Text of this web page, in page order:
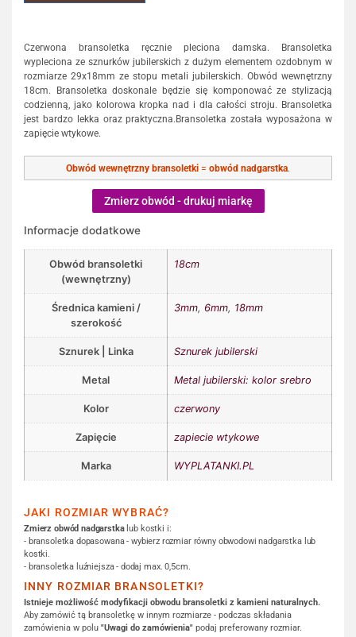
Czerwona bransoletka ręcznie pleciona damska. Bransoletka
wypleciona ze sznurków jubilerskich z dużym elementem ozdobnym w
rozmiarze 29x18mm ze stopu metali jubilerskich. Obwód wewnętrzny
18cm. Bransoletka doskonale będzie się komponować ze stylizacją
codzienną, jako kolorowa kropka nad i dla całości stroju. Bransoletka
jest bardzo lekka oraz praktyczna.Bransoletka została wyposażona w
zapięcie wtykowe.
Obwód wewnętrzny bransoletki = obwód nadgarstka.
Zmierz obwód - drukuj miarkę
Informacje dodatkowe
Obwód bransoletki
(wewnętrzny)
18cm
Średnica kamieni /
szerokość
3mm, 6mm, 18mm
Sznurek | Linka Sznurek jubilerski
Metal Metal jubilerski: kolor srebro
Kolor czerwony
Zapięcie zapiecie wtykowe
Marka WYPLATANKI.PL
JAKI ROZMIAR WYBRAĆ?
Zmierz obwód nadgarstkalub kostki i:
- bransoletka dopasowana - wybierz rozmiar równy obwodowi nadgarstka lub
kostki.
- bransoletka luźniejsza - dodaj max. 0,5cm.
INNY ROZMIAR BRANSOLETKI?
Istnieje możliwość modyfikacji obwodu bransoletki z kamieni naturalnych.
Aby zamówić tą bransoletkę w innym rozmiarze - podczas składania
zamówienia w polu "Uwagi do zamówienia" podaj preferowany rozmiar.